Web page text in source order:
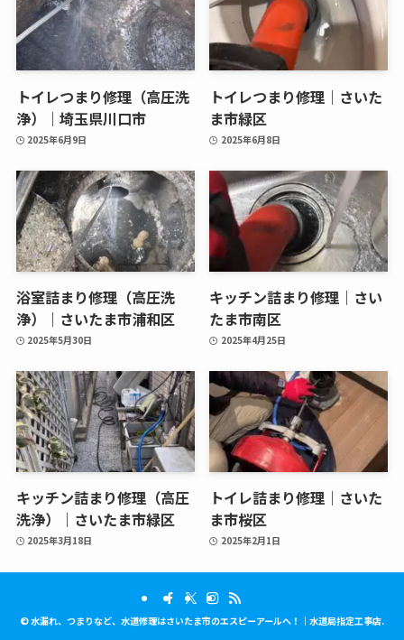
トイレつまり修理（高圧洗
浄）｜埼玉県川口市
2025年6月9日
トイレつまり修理｜さいた
ま市緑区
2025年6月8日
浴室詰まり修理（高圧洗
浄）｜さいたま市浦和区
2025年5月30日
キッチン詰まり修理｜さい
たま市南区
2025年4月25日
キッチン詰まり修理（高圧
洗浄）｜さいたま市緑区
2025年3月18日
トイレ詰まり修理｜さいた
ま市桜区
2025年2月1日
©水漏れ、つまりなど、水道修理はさいたま市のエスピーアールへ！｜水道局指定工事店.